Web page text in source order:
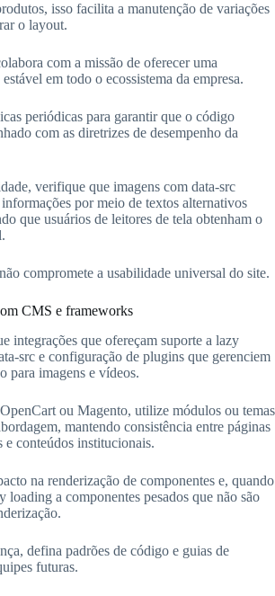
isso facilita a manutenção de variações
o layout.
com a missão de oferecer uma
em todo o ecossistema da empresa.
periódicas para garantir que o código
com as diretrizes de desempenho da
verifique que imagens com data-src
por meio de textos alternativos
que usuários de leitores de tela obtenham o
compromete a usabilidade universal do site.
CMS e frameworks
integrações que ofereçam suporte a lazy
src e configuração de plugins que gerenciem
para imagens e vídeos.
ou Magento, utilize módulos ou temas
mantendo consistência entre páginas
e conteúdos institucionais.
na renderização de componentes e, quando
loading a componentes pesados que não são
defina padrões de código e guias de
futuras.